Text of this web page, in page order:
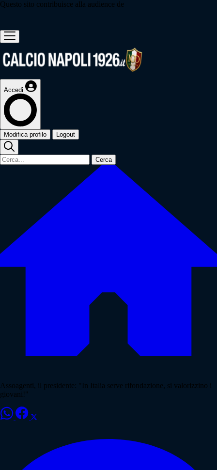
Questo sito contribuisce alla audience de
Accedi
Modifica profilo Logout
Cerca
Assoagenti, il presidente: "In Italia serve rifondazione, si valorizzino i
giovani!"